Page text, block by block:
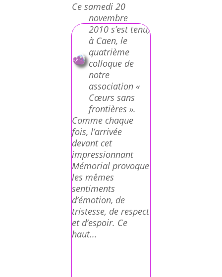
Ce samedi 20
novembre
2010 s’est tenu,
à Caen, le
quatrième
colloque de
notre
association «
Cœurs sans
frontières ».
Comme chaque
fois, l’arrivée
devant cet
impressionnant
Mémorial provoque
les mêmes
sentiments
d’émotion, de
tristesse, de respect
et d’espoir. Ce
haut...